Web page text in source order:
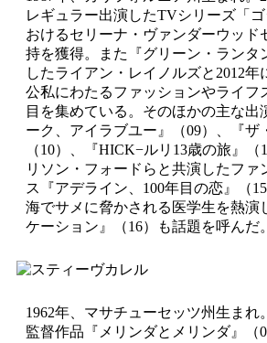
レギュラー出演したTVシリーズ「
おけるセリーナ・ヴァンダーウッド
持を獲得。また『グリーン・ランタ
したライアン・レイノルズと2012年
公私にわたるファッションやライフ
目を集めている。そのほかの主な出
ーク、アイラブユー』（09）、『ザ
（10）、『HICK−ルリ13歳の旅』
リソン・フォードらと共演したファ
ス『アデライン、100年目の恋』（
海でサメに脅かされる医学生を熱演
ケーション』（16）も話題を呼んだ。
1962年、マサチューセッツ州生まれ
監督作品『メリンダとメリンダ』（